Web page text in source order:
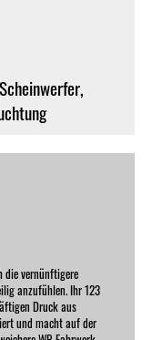
die vernünftigere
anzufühlen. Ihr 123
Druck aus
und macht auf der